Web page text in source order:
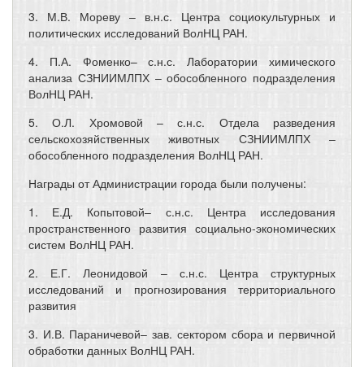
3. М.В. Мореву – в.н.с. Центра социокультурных и
политических исследований ВолНЦ РАН.
4. П.А. Фоменко– с.н.с. Лаборатории химического
анализа СЗНИИМЛПХ – обособленного подразделения
ВолНЦ РАН.
5. О.Л. Хромовой – с.н.с. Отдела разведения
сельскохозяйственных животных СЗНИИМЛПХ –
обособленного подразделения ВолНЦ РАН.
Награды от Администрации города были получены:
1. Е.Д. Копытовой– с.н.с. Центра исследования
пространственного развития социально-экономических
систем ВолНЦ РАН.
2. Е.Г. Леонидовой – с.н.с. Центра структурных
исследований и прогнозирования территориального
развития
3. И.В. Параничевой– зав. сектором сбора и первичной
обработки данных ВолНЦ РАН.